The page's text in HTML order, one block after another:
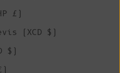
£)
(XCD $)
$)